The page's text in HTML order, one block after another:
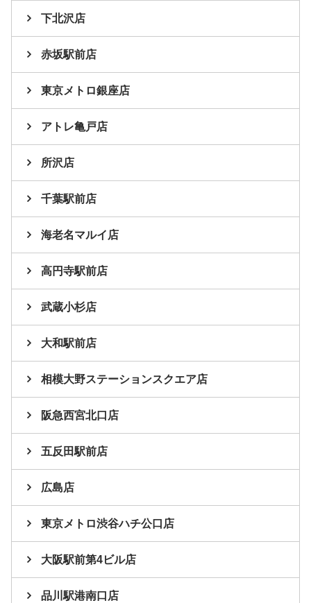
下北沢店
赤坂駅前店
東京メトロ銀座店
アトレ亀戸店
所沢店
千葉駅前店
海老名マルイ店
高円寺駅前店
武蔵小杉店
大和駅前店
相模大野ステーションスクエア店
阪急西宮北口店
五反田駅前店
広島店
東京メトロ渋谷ハチ公口店
大阪駅前第4ビル店
品川駅港南口店